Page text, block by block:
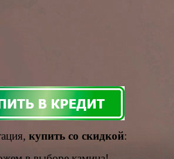
купить со скидкой: